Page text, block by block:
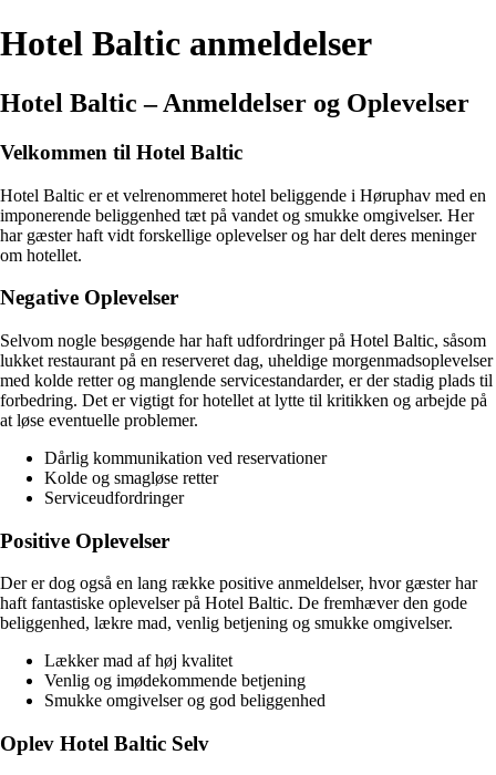
Hotel Baltic anmeldelser
Hotel Baltic – Anmeldelser og Oplevelser
Velkommen til Hotel Baltic
Hotel Baltic er et velrenommeret hotel beliggende i Høruphav med en
imponerende beliggenhed tæt på vandet og smukke omgivelser. Her
har gæster haft vidt forskellige oplevelser og har delt deres meninger
om hotellet.
Negative Oplevelser
Selvom nogle besøgende har haft udfordringer på Hotel Baltic, såsom
lukket restaurant på en reserveret dag, uheldige morgenmadsoplevelser
med kolde retter og manglende servicestandarder, er der stadig plads til
forbedring. Det er vigtigt for hotellet at lytte til kritikken og arbejde på
at løse eventuelle problemer.
Dårlig kommunikation ved reservationer
Kolde og smagløse retter
Serviceudfordringer
Positive Oplevelser
Der er dog også en lang række positive anmeldelser, hvor gæster har
haft fantastiske oplevelser på Hotel Baltic. De fremhæver den gode
beliggenhed, lækre mad, venlig betjening og smukke omgivelser.
Lækker mad af høj kvalitet
Venlig og imødekommende betjening
Smukke omgivelser og god beliggenhed
Oplev Hotel Baltic Selv